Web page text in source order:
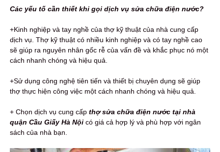
Các yếu tố cần thiết khi gọi dịch vụ sửa chữa điện nước?
+Kinh nghiệp và tay nghề của thợ kỹ thuật của nhà cung cấp
dịch vụ. Thợ kỹ thuật có nhiều kinh nghiệp và có tay nghề cao
sẽ giúp ra nguyên nhân gốc rễ của vấn đề và khắc phục nó một
cách nhanh chóng và hiệu quả.
+Sử dụng công nghệ tiên tiến và thiết bị chuyên dụng sẽ giúp
thợ thực hiện công việc một cách nhanh chóng và hiệu quả.
+ Chọn dịch vụ cung cấp thợ sửa chữa điện nước tại nhà
quận Cầu Giấy Hà Nội có giá cả hợp lý và phù hợp với ngân
sách của nhà bạn.